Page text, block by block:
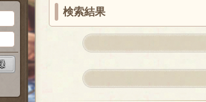
検索結果